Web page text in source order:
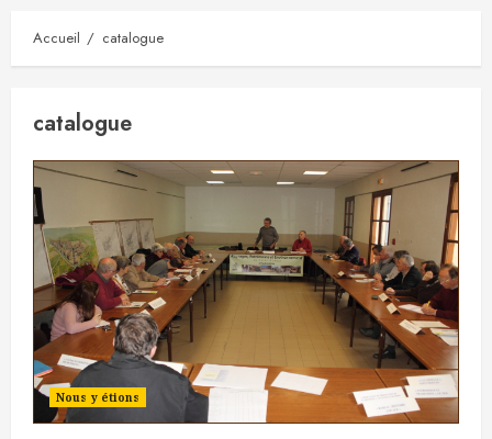
Accueil catalogue
catalogue
Nous y étions